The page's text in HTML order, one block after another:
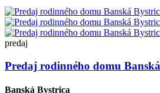
predaj
Predaj rodinného domu
Banská Bystrica